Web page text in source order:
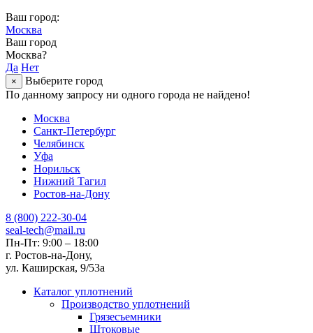
Ваш город:
Москва
Ваш город
Москва?
Да Нет
×
Выберите город
По данному запросу ни одного города не найдено!
Москва
Санкт-Петербург
Челябинск
Уфа
Норильск
Нижний Тагил
Ростов-на-Дону
8 (800) 222-30-04
seal-tech@mail.ru
Пн-Пт: 9:00 – 18:00
г. Ростов-на-Дону,
ул. Каширская, 9/53а
Каталог уплотнений
Производство уплотнений
Грязесъемники
Штоковые